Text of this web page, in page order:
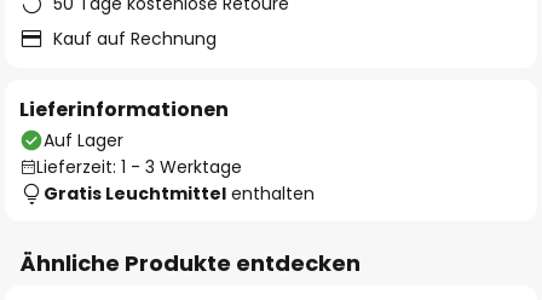
Kauf auf Rechnung
Lieferinformationen
Auf Lager
Lieferzeit: 1 - 3 Werktage
Gratis Leuchtmittel enthalten
Ähnliche Produkte entdecken